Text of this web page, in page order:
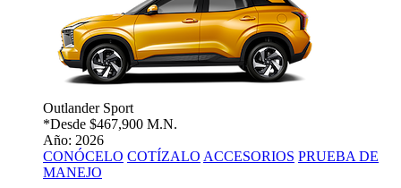
Outlander Sport
*Desde $467,900 M.N.
Año: 2026
CONÓCELO COTÍZALO ACCESORIOS PRUEBA DE
MANEJO